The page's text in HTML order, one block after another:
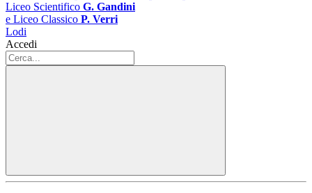
Liceo Scientifico G. Gandini
e Liceo Classico P. Verri
Lodi
Accedi